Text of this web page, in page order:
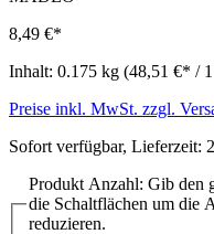
8,49 €*
Inhalt: 0.175 kg (48,51 €* /
Preise inkl. MwSt. zzgl.
Sofort verfügbar, Lieferzeit:
Produkt Anzahl: Gib den
die Schaltflächen um die
reduzieren.